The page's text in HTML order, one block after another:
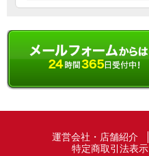
運営会社・店舗紹介
特定商取引法表示